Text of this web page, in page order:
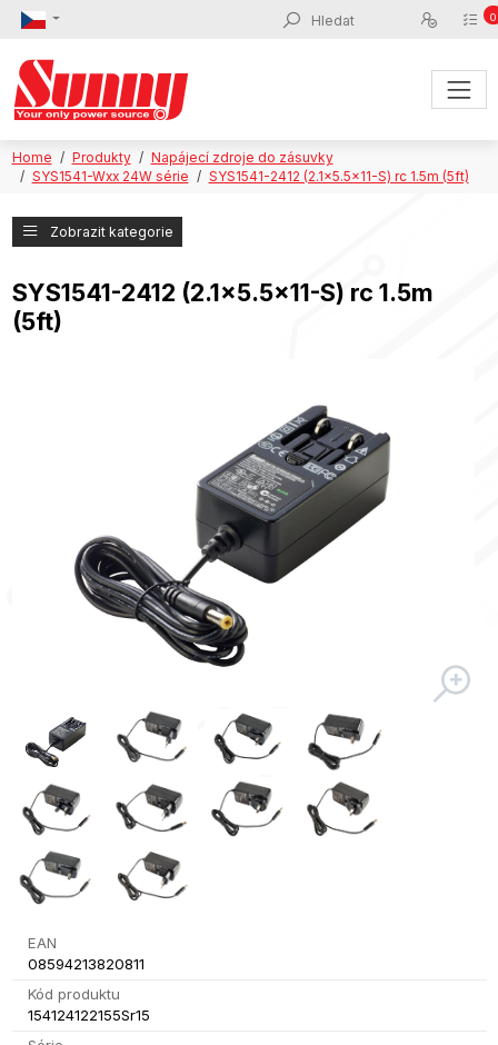
0
Home Produkty
Napájecí zdroje do zásuvky
SYS1541-Wxx 24W série
SYS1541-2412 (2.1x5.5x11-S) rc 1.5m (5ft)
Zobrazit kategorie
SYS1541-2412 (2.1x5.5x11-S) rc 1.5m
(5ft)
EAN
08594213820811
Kód produktu
154124122155Sr15